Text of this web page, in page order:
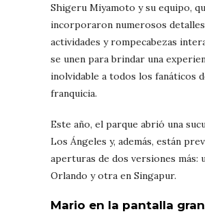
Shigeru Miyamoto y su equipo,
incorporaron numerosos
actividades y rompecabezas
se unen para brindar una
inolvidable a todos los fanáticos
franquicia.
Este año, el parque abrió una
Los Ángeles y, además, están
aperturas de dos versiones más:
Orlando y otra en Singapur.
Mario en la pantalla